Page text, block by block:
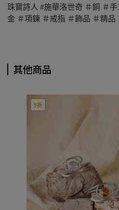
珠寶詩人 #施華洛世奇 ＃銅 ＃
金 ＃項鍊 ＃戒指 ＃飾品 ＃精品
其他商品
9折